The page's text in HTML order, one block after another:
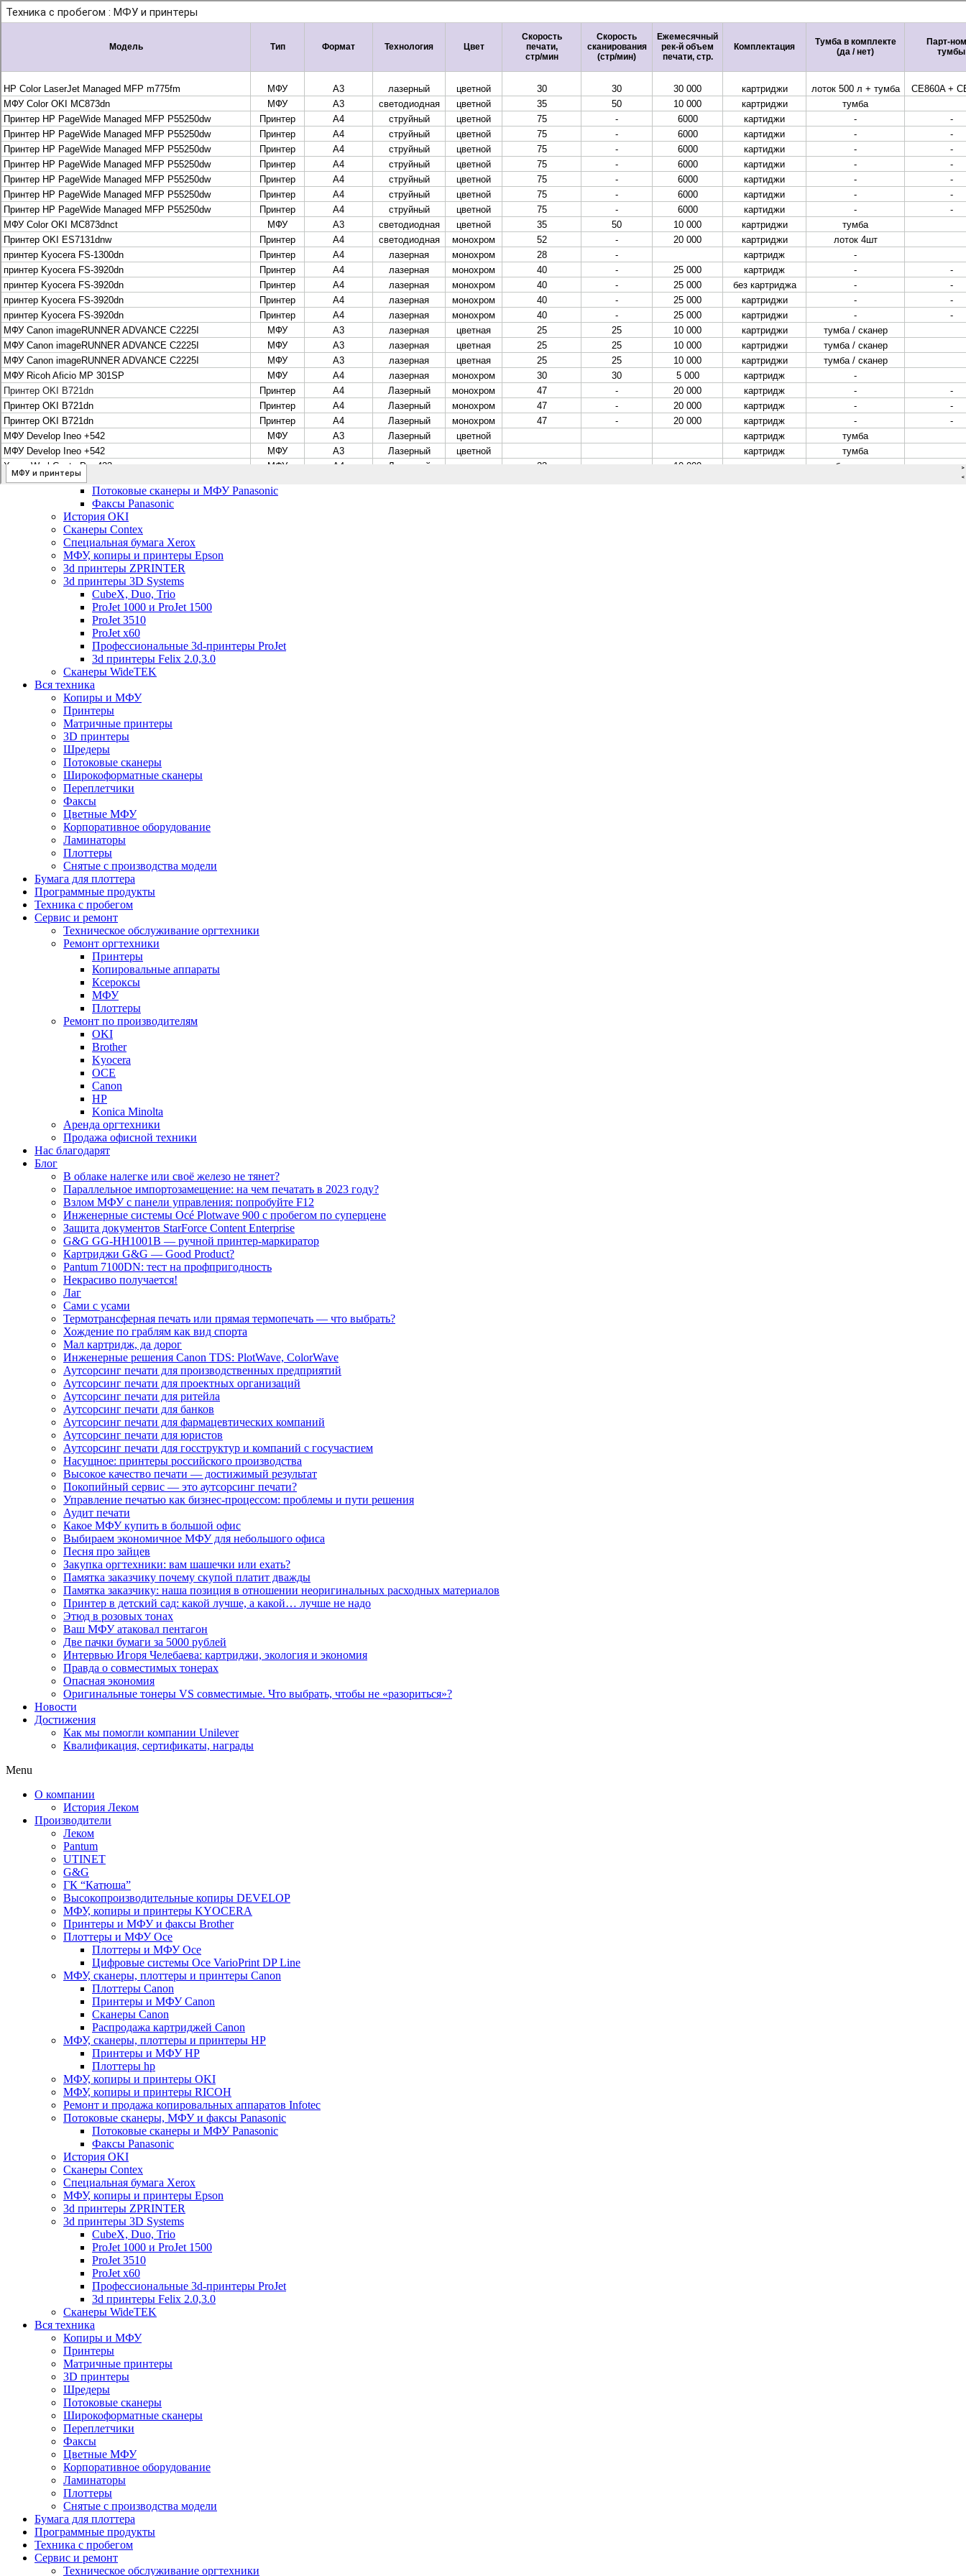
Рассчитать и заказать
Рассчитать и заказать
О компании
История Леком
Производители
Леком
Pantum
UTINET
G&G
ГК “Катюша”
Высокопроизводительные копиры DEVELOP
МФУ, копиры и принтеры KYOCERA
Принтеры и МФУ и факсы Brother
Плоттеры и МФУ Oce
Плоттеры и МФУ Oce
Цифровые системы Oce VarioPrint DP Line
МФУ, сканеры, плоттеры и принтеры Canon
Плоттеры Canon
Принтеры и МФУ Canon
Сканеры Canon
Распродажа картриджей Canon
МФУ, сканеры, плоттеры и принтеры HP
Принтеры и МФУ HP
Плоттеры hp
МФУ, копиры и принтеры OKI
МФУ, копиры и принтеры RICOH
Ремонт и продажа копировальных аппаратов Infotec
Потоковые сканеры, МФУ и факсы Panasonic
Потоковые сканеры и МФУ Panasonic
Факсы Panasonic
История OKI
Сканеры Contex
Специальная бумага Xerox
МФУ, копиры и принтеры Epson
3d принтеры ZPRINTER
3d принтеры 3D Systems
CubeX, Duo, Trio
ProJet 1000 и ProJet 1500
ProJet 3510
ProJet x60
Профессиональные 3d-принтеры ProJet
3d принтеры Felix 2.0,3.0
Сканеры WideTEK
Вся техника
Копиры и МФУ
Принтеры
Матричные принтеры
3D принтеры
Шредеры
Потоковые сканеры
Широкоформатные сканеры
Переплетчики
Факсы
Цветные МФУ
Корпоративное оборудование
Ламинаторы
Плоттеры
Снятые с производства модели
Бумага для плоттера
Программные продукты
Техника с пробегом
Сервис и ремонт
Техническое обслуживание оргтехники
Ремонт оргтехники
Принтеры
Копировальные аппараты
Ксероксы
МФУ
Плоттеры
Ремонт по производителям
OKI
Brother
Kyocera
OCE
Canon
HP
Konica Minolta
Аренда оргтехники
Продажа офисной техники
Нас благодарят
Блог
В облаке налегке или своё железо не тянет?
Параллельное импортозамещение: на чем печатать в 2023 году?
Взлом МФУ с панели управления: попробуйте F12
Инженерные системы Océ Plotwave 900 с пробегом по суперцене
Защита документов StarForce Content Enterprise
G&G GG-HH1001B — ручной принтер-маркиратор
Картриджи G&G — Good Product?
Pantum 7100DN: тест на профпригодность
Некрасиво получается!
Лаг
Сами с усами
Термотрансферная печать или прямая термопечать — что выбрать?
Хождение по граблям как вид спорта
Мал картридж, да дорог
Инженерные решения Canon TDS: PlotWave, ColorWave
Аутсорсинг печати для производственных предприятий
Аутсорсинг печати для проектных организаций
Аутсорсинг печати для ритейла
Аутсорсинг печати для банков
Аутсорсинг печати для фармацевтических компаний
Аутсорсинг печати для юристов
Аутсорсинг печати для госструктур и компаний с госучастием
Насущное: принтеры российского производства
Высокое качество печати — достижимый результат
Покопийный сервис — это аутсорсинг печати?
Управление печатью как бизнес-процессом: проблемы и пути решения
Аудит печати
Какое МФУ купить в большой офис
Выбираем экономичное МФУ для небольшого офиса
Песня про зайцев
Закупка оргтехники: вам шашечки или ехать?
Памятка заказчику почему скупой платит дважды
Памятка заказчику: наша позиция в отношении неоригинальных расходных материалов
Принтер в детский сад: какой лучше, а какой… лучше не надо
Этюд в розовых тонах
Ваш МФУ атаковал пентагон
Две пачки бумаги за 5000 рублей
Интервью Игоря Челебаева: картриджи, экология и экономия
Правда о совместимых тонерах
Опасная экономия
Оригинальные тонеры VS совместимые. Что выбрать, чтобы не «разориться»?
Новости
Достижения
Как мы помогли компании Unilever
Квалификация, сертификаты, награды
Menu
О компании
История Леком
Производители
Леком
Pantum
UTINET
G&G
ГК “Катюша”
Высокопроизводительные копиры DEVELOP
МФУ, копиры и принтеры KYOCERA
Принтеры и МФУ и факсы Brother
Плоттеры и МФУ Oce
Плоттеры и МФУ Oce
Цифровые системы Oce VarioPrint DP Line
МФУ, сканеры, плоттеры и принтеры Canon
Плоттеры Canon
Принтеры и МФУ Canon
Сканеры Canon
Распродажа картриджей Canon
МФУ, сканеры, плоттеры и принтеры HP
Принтеры и МФУ HP
Плоттеры hp
МФУ, копиры и принтеры OKI
МФУ, копиры и принтеры RICOH
Ремонт и продажа копировальных аппаратов Infotec
Потоковые сканеры, МФУ и факсы Panasonic
Потоковые сканеры и МФУ Panasonic
Факсы Panasonic
История OKI
Сканеры Contex
Специальная бумага Xerox
МФУ, копиры и принтеры Epson
3d принтеры ZPRINTER
3d принтеры 3D Systems
CubeX, Duo, Trio
ProJet 1000 и ProJet 1500
ProJet 3510
ProJet x60
Профессиональные 3d-принтеры ProJet
3d принтеры Felix 2.0,3.0
Сканеры WideTEK
Вся техника
Копиры и МФУ
Принтеры
Матричные принтеры
3D принтеры
Шредеры
Потоковые сканеры
Широкоформатные сканеры
Переплетчики
Факсы
Цветные МФУ
Корпоративное оборудование
Ламинаторы
Плоттеры
Снятые с производства модели
Бумага для плоттера
Программные продукты
Техника с пробегом
Сервис и ремонт
Техническое обслуживание оргтехники